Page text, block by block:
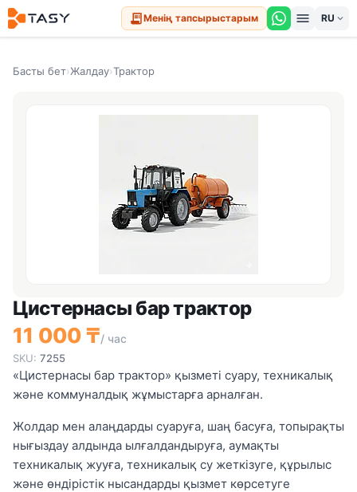
receipt_longМенің тапсырыстарым menu expand_more
Басты бет›Жалдау›Трактор
Цистернасы бар трактор
11 000 ₸/ час
SKU: 7255
«Цистернасы бар трактор» қызметі суару, техникалық
және коммуналдық жұмыстарға арналған.
Жолдар мен алаңдарды суаруға, шаң басуға, топырақты
нығыздау алдында ылғалдандыруға, аумақты
техникалық жууға, техникалық су жеткізуге, құрылыс
және өндірістік нысандарды қызмет көрсетуге